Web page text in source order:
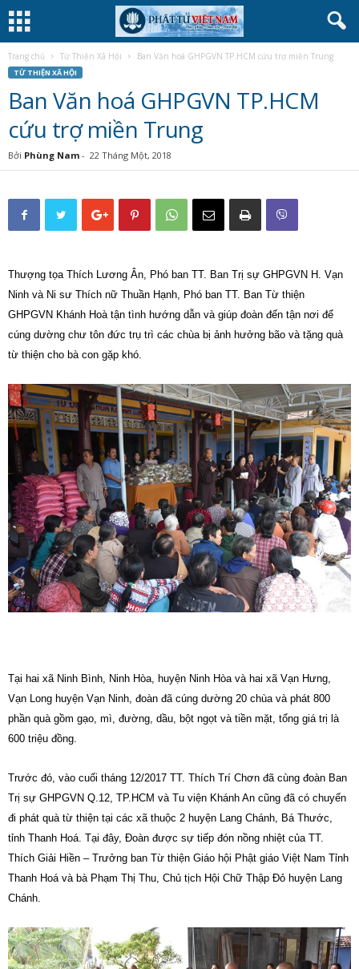
Trang chủ Từ Thiện Xã Hội Ban Văn hoá GHPGVN TP.HCM cứu trợ miền Trung
TỪ THIỆN XÃ HỘI
Ban Văn hoá GHPGVN TP.HCM
cứu trợ miền Trung
Bởi Phùng Nam - 22 Tháng Một, 2018
Thượng tọa Thích Lương Ân, Phó ban TT. Ban Trị sự GHPGVN H. Vạn
Ninh và Ni sư Thích nữ Thuần Hạnh, Phó ban TT. Ban Từ thiện
GHPGVN Khánh Hoà tận tình hướng dẫn và giúp đoàn đến tận nơi để
cúng dường chư tôn đức trụ trì các chùa bị ảnh hưởng bão và tặng quà
từ thiện cho bà con gặp khó.
Tại hai xã Ninh Bình, Ninh Hòa, huyện Ninh Hòa và hai xã Vạn Hưng,
Vạn Long huyện Vạn Ninh, đoàn đã cúng dường 20 chùa và phát 800
phần quà gồm gạo, mì, đường, dầu, bột ngọt và tiền mặt, tổng giá trị là
600 triệu đồng.
Trước đó, vào cuối tháng 12/2017 TT. Thích Trí Chơn đã cùng đoàn Ban
Trị sự GHPGVN Q.12, TP.HCM và Tu viện Khánh An cũng đã có chuyến
đi phát quà từ thiện tại các xã thuộc 2 huyện Lang Chánh, Bá Thước,
tỉnh Thanh Hoá. Tại đây, Đoàn được sự tiếp đón nồng nhiệt của TT.
Thích Giải Hiền – Trưởng ban Từ thiện Giáo hội Phật giáo Việt Nam Tỉnh
Thanh Hoá và bà Phạm Thị Thu, Chủ tịch Hội Chữ Thập Đỏ huyện Lang
Chánh.